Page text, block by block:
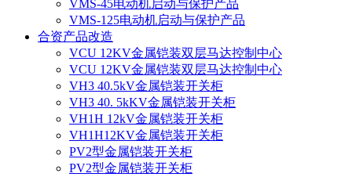
VMS-45电动机启动与保护产品
VMS-125电动机启动与保护产品
合资产品改造
VCU 12KV金属铠装双层马达控制中心
VCU 12KV金属铠装双层马达控制中心
VH3 40.5kV金属铠装开关柜
VH3 40. 5kKV金属铠装开关柜
VH1H 12kV金属铠装开关柜
VH1H12KV金属铠装开关柜
PV2型金属铠装开关柜
PV2型金属铠装开关柜